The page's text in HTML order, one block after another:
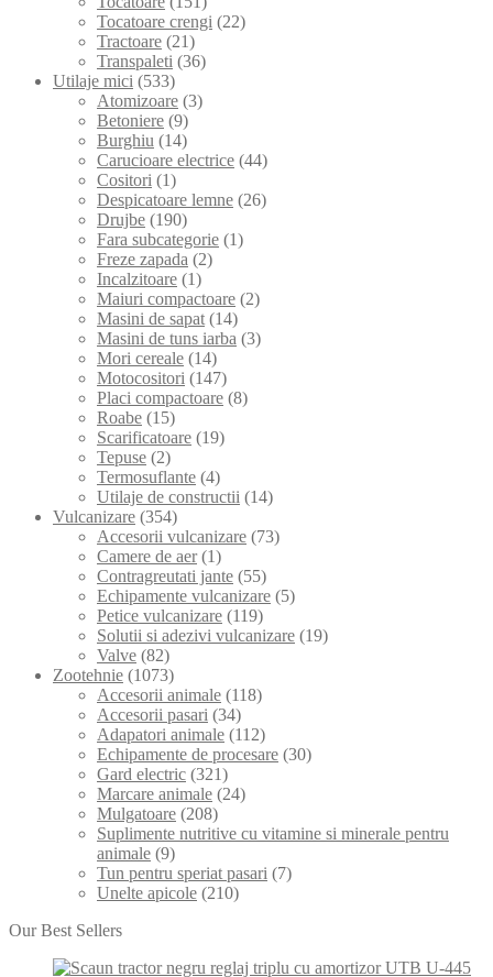
Tocatoare crengi (22)
Tractoare (21)
Transpaleti (36)
Utilaje mici (533)
Atomizoare (3)
Betoniere (9)
Burghiu (14)
Carucioare electrice (44)
Cositori (1)
Despicatoare lemne (26)
Drujbe (190)
Fara subcategorie (1)
Freze zapada (2)
Incalzitoare (1)
Maiuri compactoare (2)
Masini de sapat (14)
Masini de tuns iarba (3)
Mori cereale (14)
Motocositori (147)
Placi compactoare (8)
Roabe (15)
Scarificatoare (19)
Tepuse (2)
Termosuflante (4)
Utilaje de constructii (14)
Vulcanizare (354)
Accesorii vulcanizare (73)
Camere de aer (1)
Contragreutati jante (55)
Echipamente vulcanizare (5)
Petice vulcanizare (119)
Solutii si adezivi vulcanizare (19)
Valve (82)
Zootehnie (1073)
Accesorii animale (118)
Accesorii pasari (34)
Adapatori animale (112)
Echipamente de procesare (30)
Gard electric (321)
Marcare animale (24)
Mulgatoare (208)
Suplimente nutritive cu vitamine si minerale pentru
animale (9)
Tun pentru speriat pasari (7)
Unelte apicole (210)
Our Best Sellers